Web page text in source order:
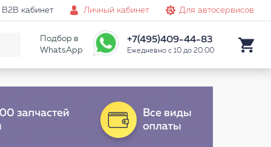
B2B кабинет Личный кабинет Для автосервисов
Подбор в
WhatsApp
+7(495)409-44-83
Ежедневно с 10 до 20:00